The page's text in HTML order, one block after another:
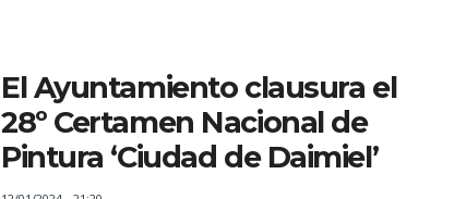
El Ayuntamiento clausura el
28º Certamen Nacional de
Pintura ‘Ciudad de Daimiel’